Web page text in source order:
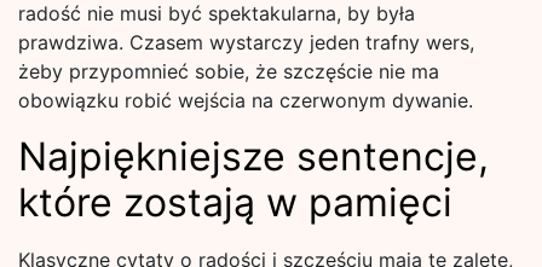
radość nie musi być spektakularna, by była
prawdziwa. Czasem wystarczy jeden trafny wers,
żeby przypomnieć sobie, że szczęście nie ma
obowiązku robić wejścia na czerwonym dywanie.
Najpiękniejsze sentencje,
które zostają w pamięci
Klasyczne cytaty o radości i szczęściu mają tę zaletę,